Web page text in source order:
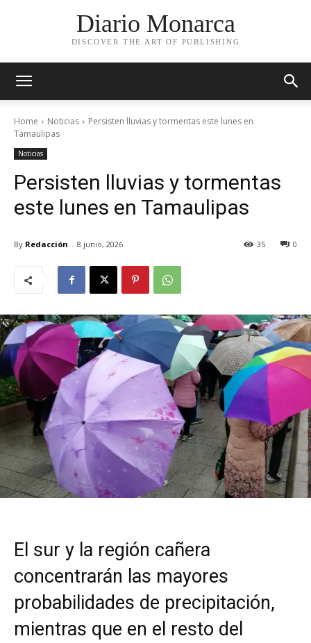
Diario Monarca
DISCOVER THE ART OF PUBLISHING
Home Noticias
Persisten lluvias y tormentas este lunes en
Tamaulipas
Noticias
Persisten lluvias y tormentas
este lunes en Tamaulipas
By Redacción 8 junio, 2026 0
35
El sur y la región cañera
concentrarán las mayores
probabilidades de precipitación,
mientras que en el resto del